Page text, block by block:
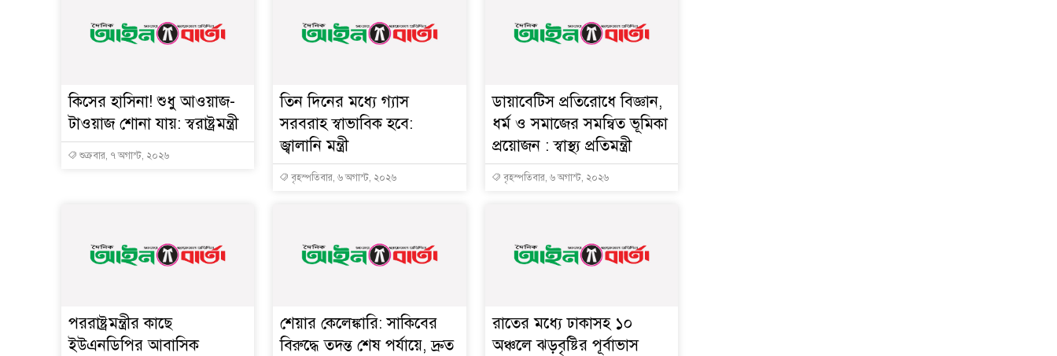
কিসের হাসিনা! শুধু আওয়াজ-
টাওয়াজ শোনা যায়: স্বরাষ্ট্রমন্ত্রী
শুক্রবার, ৭ অগাস্ট, ২০২৬
তিন দিনের মধ্যে গ্যাস
সরবরাহ স্বাভাবিক হবে:
জ্বালানি মন্ত্রী
বৃহস্পতিবার, ৬ অগাস্ট, ২০২৬
ডায়াবেটিস প্রতিরোধে বিজ্ঞান,
ধর্ম ও সমাজের সমন্বিত ভূমিকা
প্রয়োজন : স্বাস্থ্য প্রতিমন্ত্রী
বৃহস্পতিবার, ৬ অগাস্ট, ২০২৬
পররাষ্ট্রমন্ত্রীর কা‌ছে
ইউএনডিপির আবাসিক
শেয়ার কেলেঙ্কারি: সাকিবের
বিরুদ্ধে তদন্ত শেষ পর্যায়ে, দ্রুত
রাতের মধ্যে ঢাকাসহ ১০
অঞ্চলে ঝড়বৃষ্টির পূর্বাভাস